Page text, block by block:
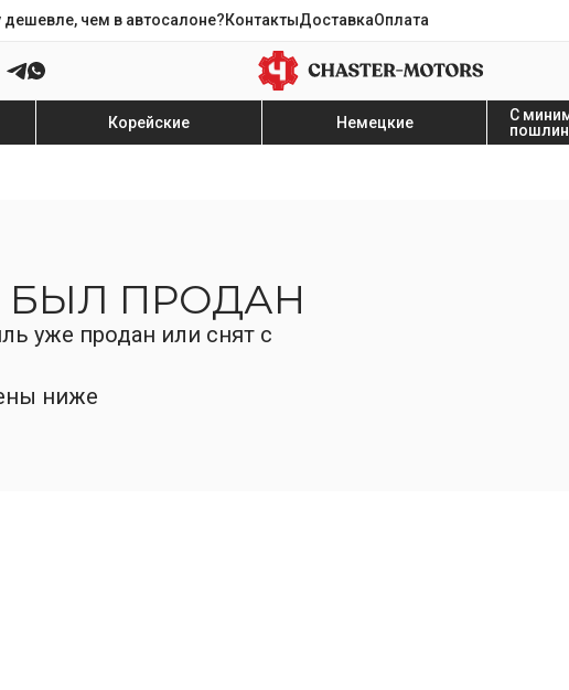
дешевле, чем в автосалоне?КонтактыДоставкаОплата
Корейские Немецкие
С
ПРОДАН
уже продан или снят с
ниже